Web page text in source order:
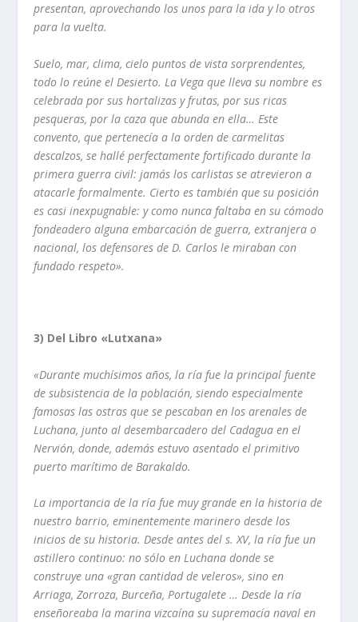
presentan, aprovechando los unos para la ida y lo otros
para la vuelta.
Suelo, mar, clima, cielo puntos de vista sorprendentes,
todo lo reúne el Desierto. La Vega que lleva su nombre es
celebrada por sus hortalizas y frutas, por sus ricas
pesqueras, por la caza que abunda en ella… Este
convento, que pertenecí­a a la ordende carmelitas
descalzos, se hallé perfectamente fortificado durante la
primera guerracivil: jamás los carlistas se atrevieron a
atacarle formalmente. Cierto es también que su posición
es casi inexpugnable: y como nunca faltaba en su cómodo
fondeaderoalguna embarcación de guerra, extranjera o
nacional, los defensores de D. Carlos lemiraban con
fundado respeto».
3) Del Libro «Lutxana»
«Durante muchí­simos años, la rí­a fue la principal fuente
de subsistencia de la población, siendo especialmente
famosas las ostras que se pescaban en los arenales de
Luchana, junto al desembarcadero del Cadagua en el
Nervión, donde, además estuvoasentado el primitivo
puerto marí­timo de Barakaldo.
La importancia de la rí­a fue muy grande en la historia de
nuestro barrio, eminentemente marinero desde los
inicios de su historia. Desde antes del s. XV, la rí­a fue un
astillero continuo: no sólo en Luchana donde se
construye una «gran cantidadde veleros», sino en
Arriaga, Zorroza, Burceña, Portugalete … Desde la rí­a
enseñoreaba la marina vizcaí­na su supremací­a naval en